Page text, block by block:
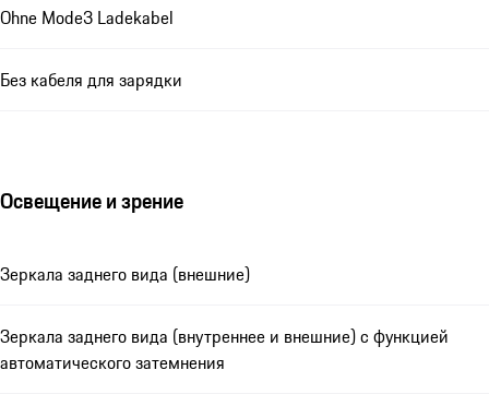
Ohne Mode3 Ladekabel
Без кабеля для зарядки
Освещение и зрение
Зеркала заднего вида (внешние)
Зеркала заднего вида (внутреннее и внешние) с функцией
автоматического затемнения